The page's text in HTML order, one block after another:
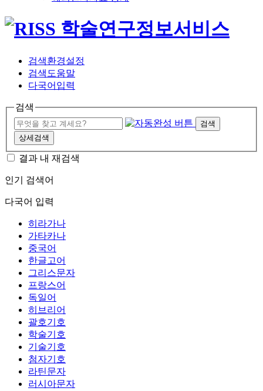
검색환경설정
검색도움말
다국어입력
검색
검색
상세검색
결과 내 재검색
인기 검색어
다국어 입력
히라가나
가타카나
중국어
한글고어
그리스문자
프랑스어
독일어
히브리어
괄호기호
학술기호
기술기호
첨자기호
라틴문자
러시아문자